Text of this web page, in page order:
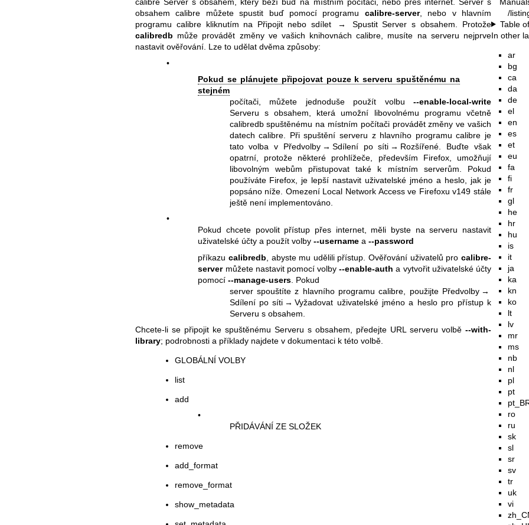
calibre Server s obsahem, který běží buď na místním počítači, nebo přes internet. Server s
obsahem calibre můžete spustit buď pomocí programu calibre-server, nebo v hlavním
programu calibre kliknutím na Připojit nebo sdílet → Spustit Server s obsahem. Protože
calibredb může provádět změny ve vašich knihovnách calibre, musíte na serveru nejprve
nastavit ověřování. Lze to udělat dvěma způsoby:
•
Pokud se plánujete připojovat pouze k serveru spuštěnému na
stejném
počítači, můžete jednoduše použít volbu --enable-local-write
Serveru s obsahem, která umožní libovolnému programu včetně
calibredb spuštěnému na místním počítači provádět změny ve vašich
datech calibre. Při spuštění serveru z hlavního programu calibre je
tato volba v Předvolby → Sdílení po síti → Rozšířené. Buďte však
opatrní, protože některé prohlížeče, především Firefox, umožňují
libovolným webům přistupovat také k místním serverům. Pokud
používáte Firefox, je lepší nastavit uživatelské jméno a heslo, jak je
popsáno níže. Omezení Local Network Access ve Firefoxu v149 stále
ještě není implementováno.
•
Pokud chcete povolit přístup přes internet, měli byste na serveru nastavit
uživatelské účty a použít volby--username a--password
příkazu calibredb , abyste mu udělili přístup. Ověřování uživatelů procalibre-
servermůžete nastavit pomocí volby--enable-auth a vytvořit uživatelské účty
pomocí--manage-users . Pokud
server spouštíte z hlavního programu calibre, použijte Předvolby →
Sdílení po síti → Vyžadovat uživatelské jméno a heslo pro přístup k
Serveru s obsahem.
Chcete-li se připojit ke spuštěnému Serveru s obsahem, předejte URL serveru volbě --with-
library; podrobnosti a příklady najdete v dokumentaci k této volbě.
GLOBÁLNÍ VOLBY
list
add
•
PŘIDÁVÁNÍ ZE SLOŽEK
remove
add_format
remove_format
show_metadata
/
Table
In other
ar
bg
ca
da
de
el
en
es
et
eu
fa
fi
fr
gl
he
hr
hu
is
it
ja
ka
kn
ko
lt
lv
mr
ms
nb
nl
pl
pt
ro
ru
sk
sl
sr
sv
tr
uk
vi